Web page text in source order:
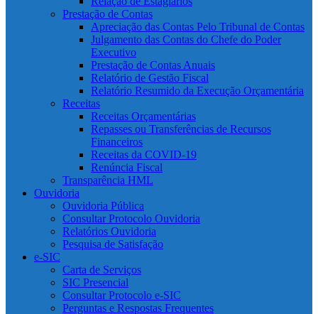
Prestação de Contas
Apreciação das Contas Pelo Tribunal de Contas
Julgamento das Contas do Chefe do Poder
Executivo
Prestação de Contas Anuais
Relatório de Gestão Fiscal
Relatório Resumido da Execução Orçamentária
Receitas
Receitas Orçamentárias
Repasses ou Transferências de Recursos
Financeiros
Receitas da COVID-19
Renúncia Fiscal
Transparência HML
Ouvidoria
Ouvidoria Pública
Consultar Protocolo Ouvidoria
Relatórios Ouvidoria
Pesquisa de Satisfação
e-SIC
Carta de Serviços
SIC Presencial
Consultar Protocolo e-SIC
Perguntas e Respostas Frequentes